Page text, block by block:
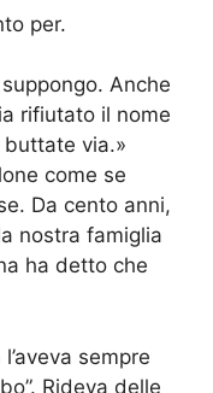
per.
Anche
rifiutato il nome
via.»
come se
Da cento anni,
nostra famiglia
ha detto che
sempre
Rideva delle